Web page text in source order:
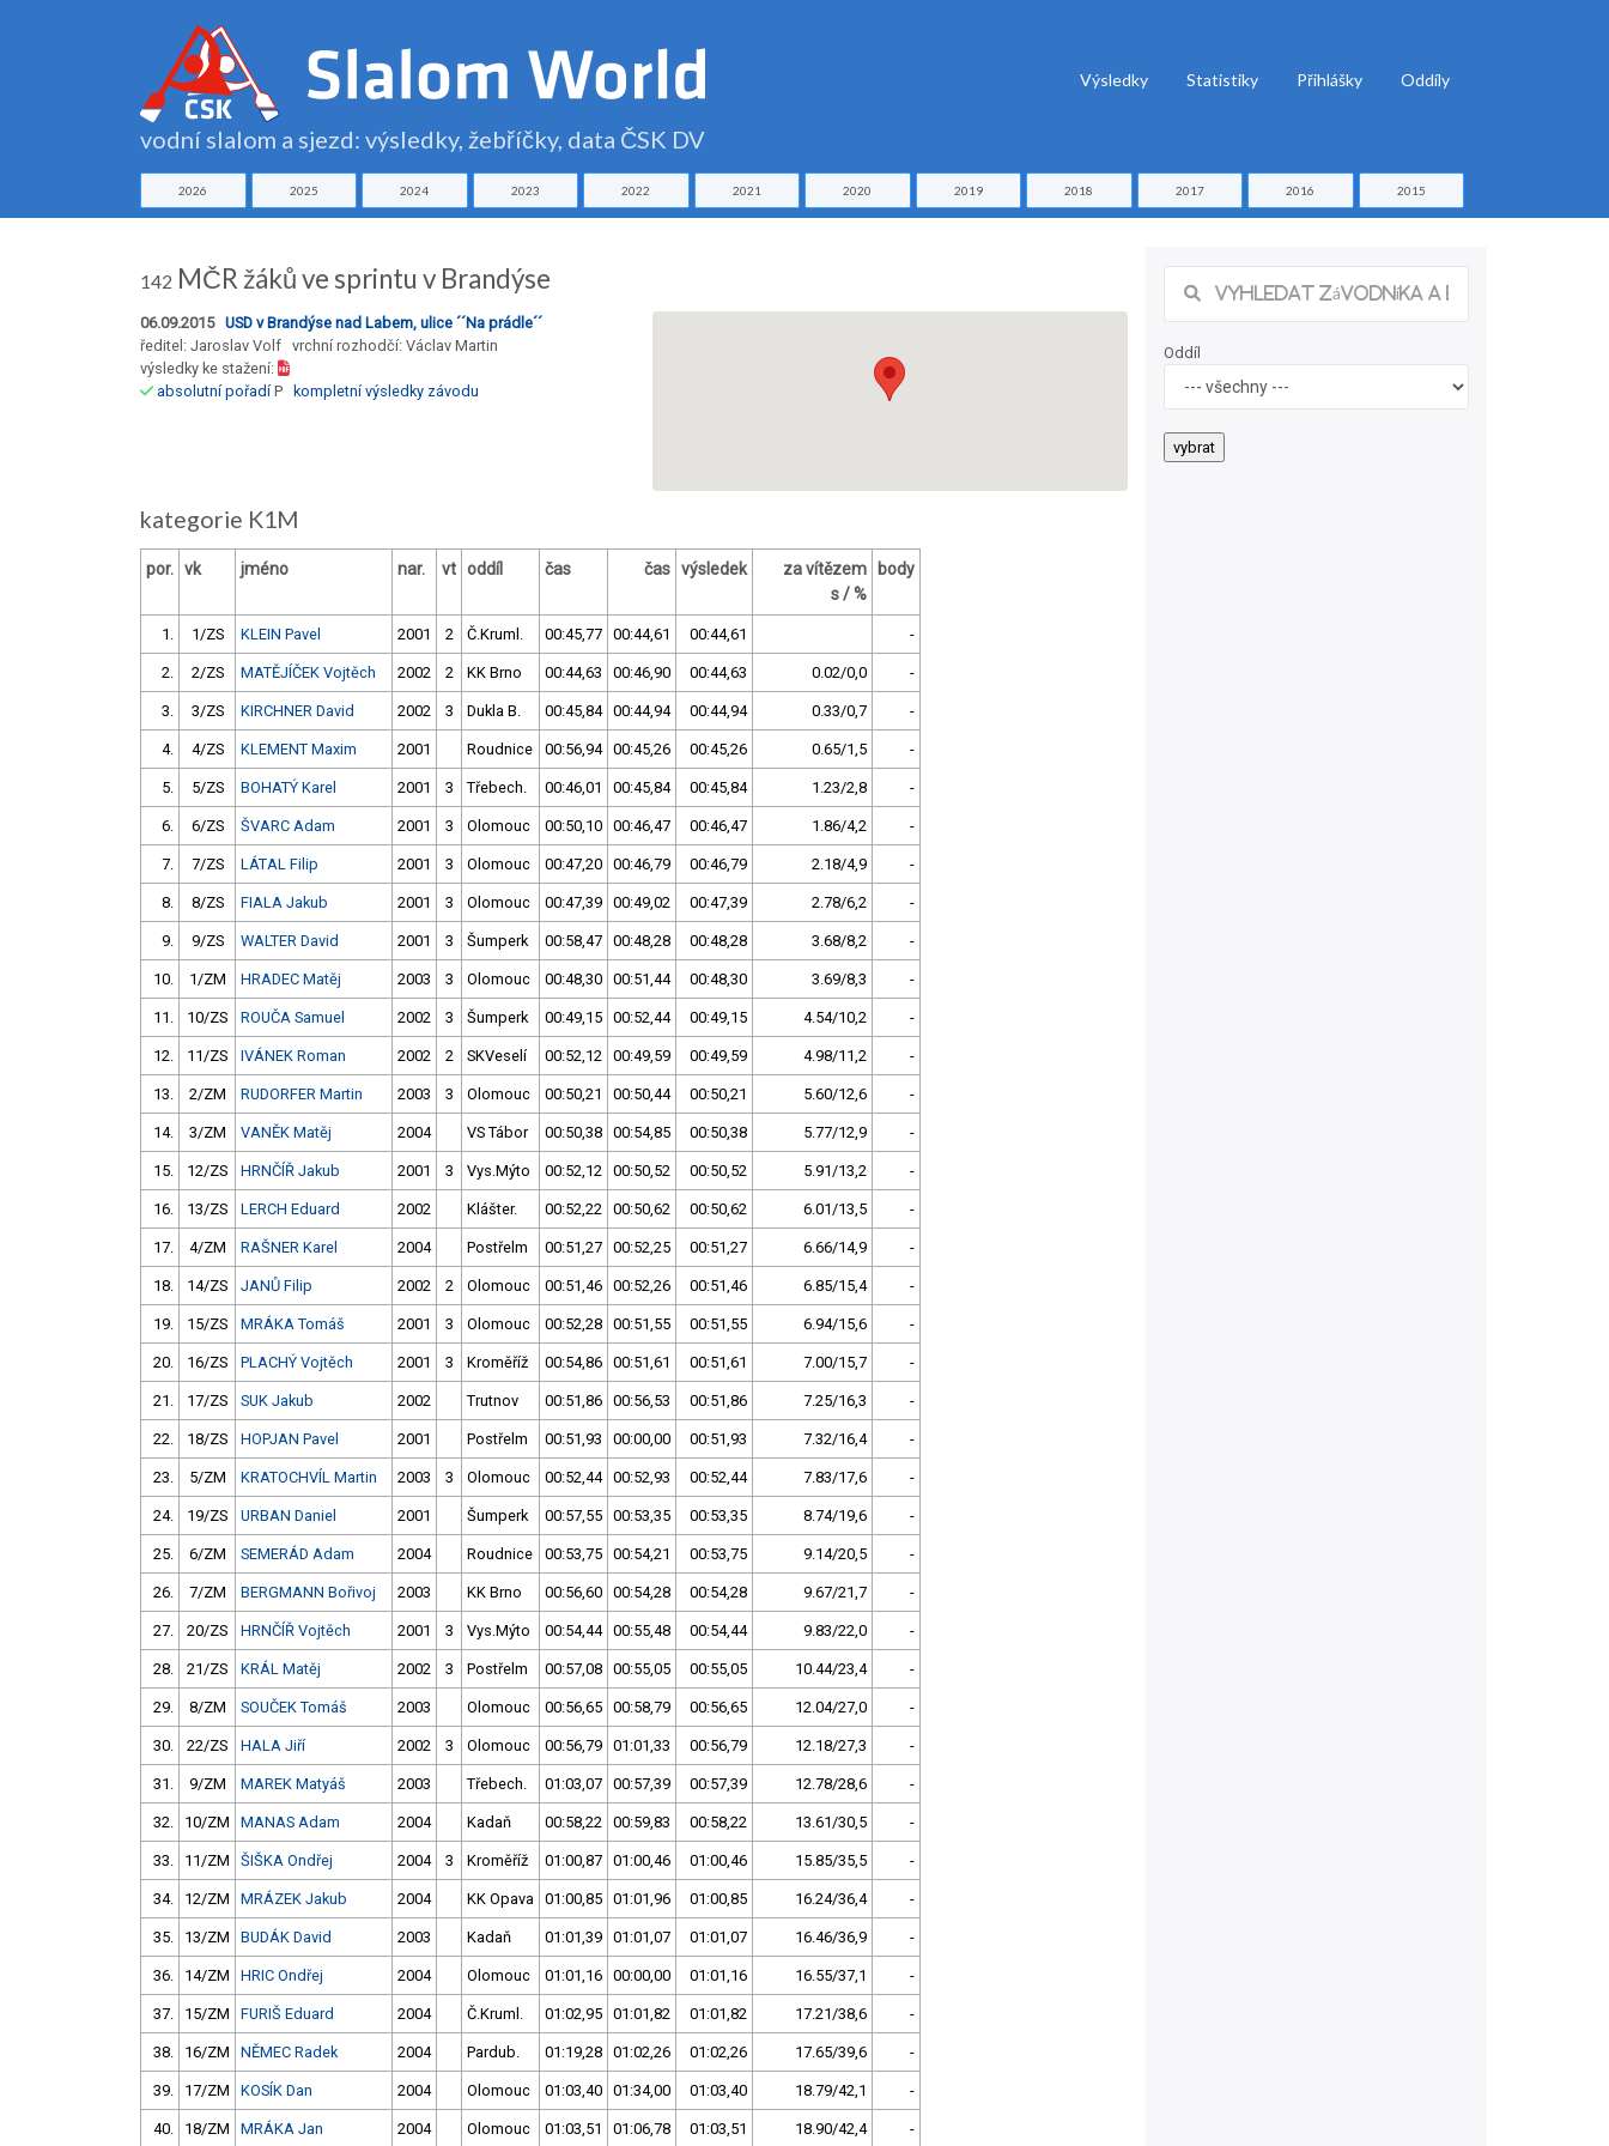
vodní slalom a sjezd: výsledky, žebříčky, data ČSK DV
Výsledky Statistiky Přihlášky Oddíly
2026 2025 2024 2023 2022 2021 2020 2019 2018 2017 2016 2015
142 MČR žáků ve sprintu v Brandýse
06.09.2015 USD v Brandýse nad Labem, ulice ´´Na prádle´´
ředitel: Jaroslav Volf vrchní rozhodčí: Václav Martin
výsledky ke stažení:
absolutní pořadíP kompletní výsledky závodu
kategorie K1M
por. vk jméno nar. vt oddíl čas čas výsledek
za vítězem
s / %
body
1. 1/ZS KLEIN Pavel 2001 2 Č.Kruml. 00:45,77 00:44,61 00:44,61 -
2. 2/ZS MATĚJÍČEK Vojtěch 2002 2 KK Brno 00:44,63 00:46,90 00:44,63 0.02/0,0 -
3. 3/ZS KIRCHNER David 2002 3 Dukla B. 00:45,84 00:44,94 00:44,94 0.33/0,7 -
4. 4/ZS KLEMENT Maxim 2001 Roudnice 00:56,94 00:45,26 00:45,26 0.65/1,5 -
5. 5/ZS BOHATÝ Karel 2001 3 Třebech. 00:46,01 00:45,84 00:45,84 1.23/2,8 -
6. 6/ZS ŠVARC Adam 2001 3 Olomouc 00:50,10 00:46,47 00:46,47 1.86/4,2 -
7. 7/ZS LÁTAL Filip 2001 3 Olomouc 00:47,20 00:46,79 00:46,79 2.18/4,9 -
8. 8/ZS FIALA Jakub 2001 3 Olomouc 00:47,39 00:49,02 00:47,39 2.78/6,2 -
9. 9/ZS WALTER David 2001 3 Šumperk 00:58,47 00:48,28 00:48,28 3.68/8,2 -
10. 1/ZM HRADEC Matěj 2003 3 Olomouc 00:48,30 00:51,44 00:48,30 3.69/8,3 -
11. 10/ZS ROUČA Samuel 2002 3 Šumperk 00:49,15 00:52,44 00:49,15 4.54/10,2 -
12. 11/ZS IVÁNEK Roman 2002 2 SKVeselí 00:52,12 00:49,59 00:49,59 4.98/11,2 -
13. 2/ZM RUDORFER Martin 2003 3 Olomouc 00:50,21 00:50,44 00:50,21 5.60/12,6 -
14. 3/ZM VANĚK Matěj 2004 VS Tábor 00:50,38 00:54,85 00:50,38 5.77/12,9 -
15. 12/ZS HRNČÍŘ Jakub 2001 3 Vys.Mýto 00:52,12 00:50,52 00:50,52 5.91/13,2 -
16. 13/ZS LERCH Eduard 2002 Klášter. 00:52,22 00:50,62 00:50,62 6.01/13,5 -
17. 4/ZM RAŠNER Karel 2004 Postřelm 00:51,27 00:52,25 00:51,27 6.66/14,9 -
18. 14/ZS JANŮ Filip 2002 2 Olomouc 00:51,46 00:52,26 00:51,46 6.85/15,4 -
19. 15/ZS MRÁKA Tomáš 2001 3 Olomouc 00:52,28 00:51,55 00:51,55 6.94/15,6 -
20. 16/ZS PLACHÝ Vojtěch 2001 3 Kroměříž 00:54,86 00:51,61 00:51,61 7.00/15,7 -
21. 17/ZS SUK Jakub 2002 Trutnov 00:51,86 00:56,53 00:51,86 7.25/16,3 -
22. 18/ZS HOPJAN Pavel 2001 Postřelm 00:51,93 00:00,00 00:51,93 7.32/16,4 -
23. 5/ZM KRATOCHVÍL Martin 2003 3 Olomouc 00:52,44 00:52,93 00:52,44 7.83/17,6 -
24. 19/ZS URBAN Daniel 2001 Šumperk 00:57,55 00:53,35 00:53,35 8.74/19,6 -
25. 6/ZM SEMERÁD Adam 2004 Roudnice 00:53,75 00:54,21 00:53,75 9.14/20,5 -
26. 7/ZM BERGMANN Bořivoj 2003 KK Brno 00:56,60 00:54,28 00:54,28 9.67/21,7 -
27. 20/ZS HRNČÍŘ Vojtěch 2001 3 Vys.Mýto 00:54,44 00:55,48 00:54,44 9.83/22,0 -
28. 21/ZS KRÁL Matěj 2002 3 Postřelm 00:57,08 00:55,05 00:55,05 10.44/23,4 -
29. 8/ZM SOUČEK Tomáš 2003 Olomouc 00:56,65 00:58,79 00:56,65 12.04/27,0 -
30. 22/ZS HALA Jiří 2002 3 Olomouc 00:56,79 01:01,33 00:56,79 12.18/27,3 -
31. 9/ZM MAREK Matyáš 2003 Třebech. 01:03,07 00:57,39 00:57,39 12.78/28,6 -
32. 10/ZM MANAS Adam 2004 Kadaň 00:58,22 00:59,83 00:58,22 13.61/30,5 -
33. 11/ZM ŠIŠKA Ondřej 2004 3 Kroměříž 01:00,87 01:00,46 01:00,46 15.85/35,5 -
34. 12/ZM MRÁZEK Jakub 2004 KK Opava 01:00,85 01:01,96 01:00,85 16.24/36,4 -
35. 13/ZM BUDÁK David 2003 Kadaň 01:01,39 01:01,07 01:01,07 16.46/36,9 -
36. 14/ZM HRIC Ondřej 2004 Olomouc 01:01,16 00:00,00 01:01,16 16.55/37,1 -
37. 15/ZM FURIŠ Eduard 2004 Č.Kruml. 01:02,95 01:01,82 01:01,82 17.21/38,6 -
38. 16/ZM NĚMEC Radek 2004 Pardub. 01:19,28 01:02,26 01:02,26 17.65/39,6 -
39. 17/ZM KOSÍK Dan 2004 Olomouc 01:03,40 01:34,00 01:03,40 18.79/42,1 -
40. 18/ZM MRÁKA Jan 2004 Olomouc 01:03,51 01:06,78 01:03,51 18.90/42,4 -
Oddíl